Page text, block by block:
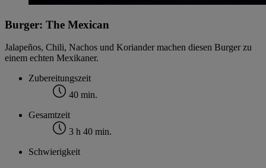
Burger: The Mexican
Jalapeños, Chili, Nachos und Koriander machen diesen Burger zu
einem echten Mexikaner.
Zubereitungszeit
40 min.
Gesamtzeit
3 h 40 min.
Schwierigkeit